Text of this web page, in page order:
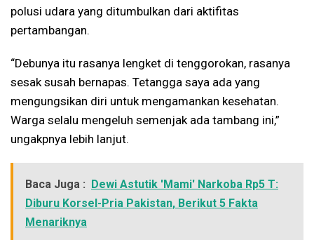
polusi udara yang ditumbulkan dari aktifitas
pertambangan.
“Debunya itu rasanya lengket di tenggorokan, rasanya
sesak susah bernapas. Tetangga saya ada yang
mengungsikan diri untuk mengamankan kesehatan.
Warga selalu mengeluh semenjak ada tambang ini,”
ungakpnya lebih lanjut.
Baca Juga : Dewi Astutik 'Mami' Narkoba Rp5 T:
Diburu Korsel-Pria Pakistan, Berikut 5 Fakta
Menariknya